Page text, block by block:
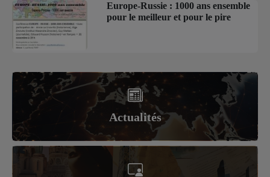
Europe-Russie : 1000 ans ensemble
pour le meilleur et pour le pire
Actualités